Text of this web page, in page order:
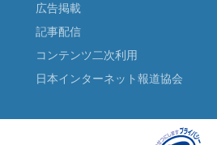
広告掲載
記事配信
コンテンツ二次利用
日本インターネット報道協会